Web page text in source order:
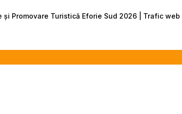
Promovare Turistică Eforie Sud 2026 | Trafic